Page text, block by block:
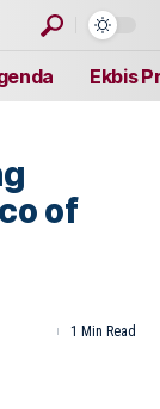
Ekbis
of
1 Min Read